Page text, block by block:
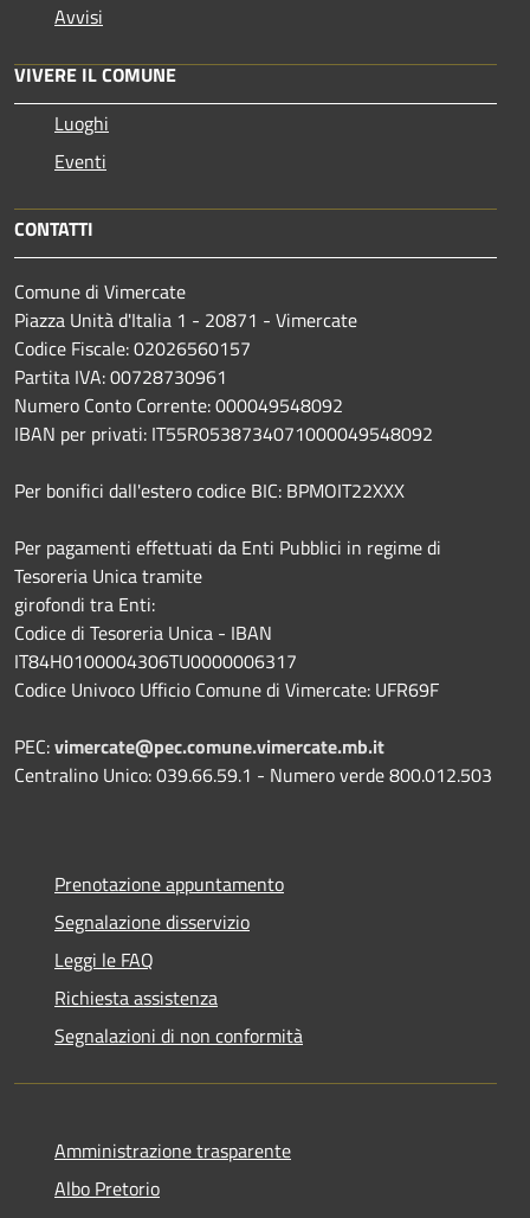
Avvisi
VIVERE IL COMUNE
Luoghi
Eventi
CONTATTI
Comune di Vimercate
Piazza Unità d'Italia 1 - 20871 - Vimercate
Codice Fiscale: 02026560157
Partita IVA: 00728730961
Numero Conto Corrente: 000049548092
IBAN per privati: IT55R0538734071000049548092
Per bonifici dall'estero codice BIC: BPMOIT22XXX
Per pagamenti effettuati da Enti Pubblici in regime di
Tesoreria Unica tramite
girofondi tra Enti:
Codice di Tesoreria Unica - IBAN
IT84H0100004306TU0000006317
Codice Univoco Ufficio Comune di Vimercate: UFR69F
PEC:vimercate@pec.comune.vimercate.mb.it
Centralino Unico: 039.66.59.1 - Numero verde 800.012.503
Prenotazione appuntamento
Segnalazione disservizio
Leggi le FAQ
Richiesta assistenza
Segnalazioni di non conformità
Amministrazione trasparente
Albo Pretorio